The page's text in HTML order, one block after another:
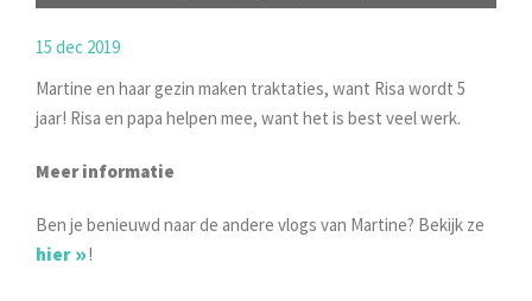
15 dec 2019
Martine en haar gezin maken traktaties, want Risa wordt 5
jaar! Risa en papa helpen mee, want het is best veel werk.
Meer informatie
Ben je benieuwd naar de andere vlogs van Martine? Bekijk ze
hier
!